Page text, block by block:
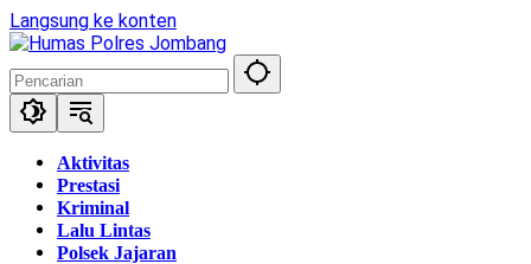
Langsung ke konten
Aktivitas
Prestasi
Kriminal
Lalu Lintas
Polsek Jajaran